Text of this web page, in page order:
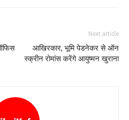
Next article
आखिरकार, भूमि पेडनेकर से ऑन
स्‍क्रीन रोमांस करेंगे आयुष्‍मन खुराना